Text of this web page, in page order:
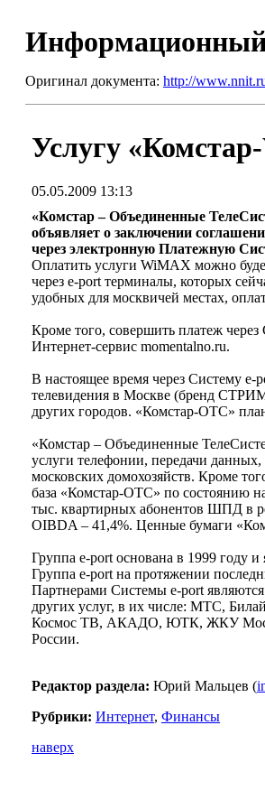
Оригинал документа: http://
Услугу
05.05.2009 13:13
«Комстар – Объединенные
объявляет о заключении
через электронную Платежную
Оплатить услуги WiMAX можно
через e-port терминалы, которых
удобных для москвичей местах,
Кроме того, совершить платеж
Интернет-сервис momentalno.ru.
В настоящее время через Систему
телевидения в Москве (бренд
других городов. «Комстар-ОТС»
«Комстар – Объединенные
услуги телефонии, передачи
московских домохозяйств. Кроме
база «Комстар-ОТС» по состоянию
тыс. квартирных абонентов ШПД в
OIBDA – 41,4%. Ценные бумаги
Группа e-port основана в 1999 году
Группа e-port на протяжении
Партнерами Системы e-port
других услуг, в их числе: МТС,
Космос ТВ, АКАДО, ЮТК, ЖКУ Москва,
России.
Редактор раздела: Юрий Мальцев (
Рубрики: Интернет, Финансы
наверх